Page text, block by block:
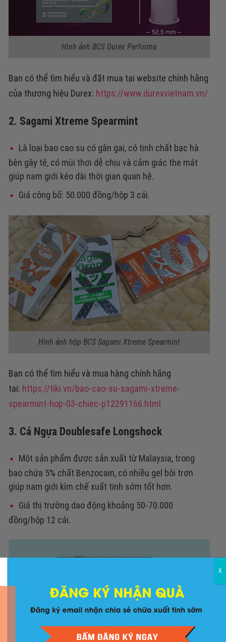
Hình ảnh BCS Durex Performa
Bạn có thể tìm hiểu và đặt mua tại website chính hãng
của thương hiệu Durex: https://www.durexvietnam.vn/
2. Sagami Xtreme Spearmint
Là loại bao cao su có gân gai, có tinh chất bạc hà
bên gây tê, có mùi thơi dễ chịu và cảm giác the mát
giúp nam giới kéo dài thời gian quan hệ.
Giá công bố: 50.000 đồng/hộp 3 cái.
Hình ảnh hộp BCS Sagami Xtreme Spearmint
Bạn có thể tìm hiểu và mua hàng chính hãng
tại: https://tiki.vn/bao-cao-su-sagami-xtreme-
spearmint-hop-03-chiec-p12291166.html
3. Cá Ngựa Doublesafe Longshock
Một sản phẩm được sản xuất từ Malaysia, trong
bao chứa 5% chất Benzocain, có nhiều gel bôi trơn
giúp nam giới kìm chế xuất tinh sớm tốt hơn.
Giá thị trường dao động khoảng 50-70.000
đồng/hộp 12 cái.
X